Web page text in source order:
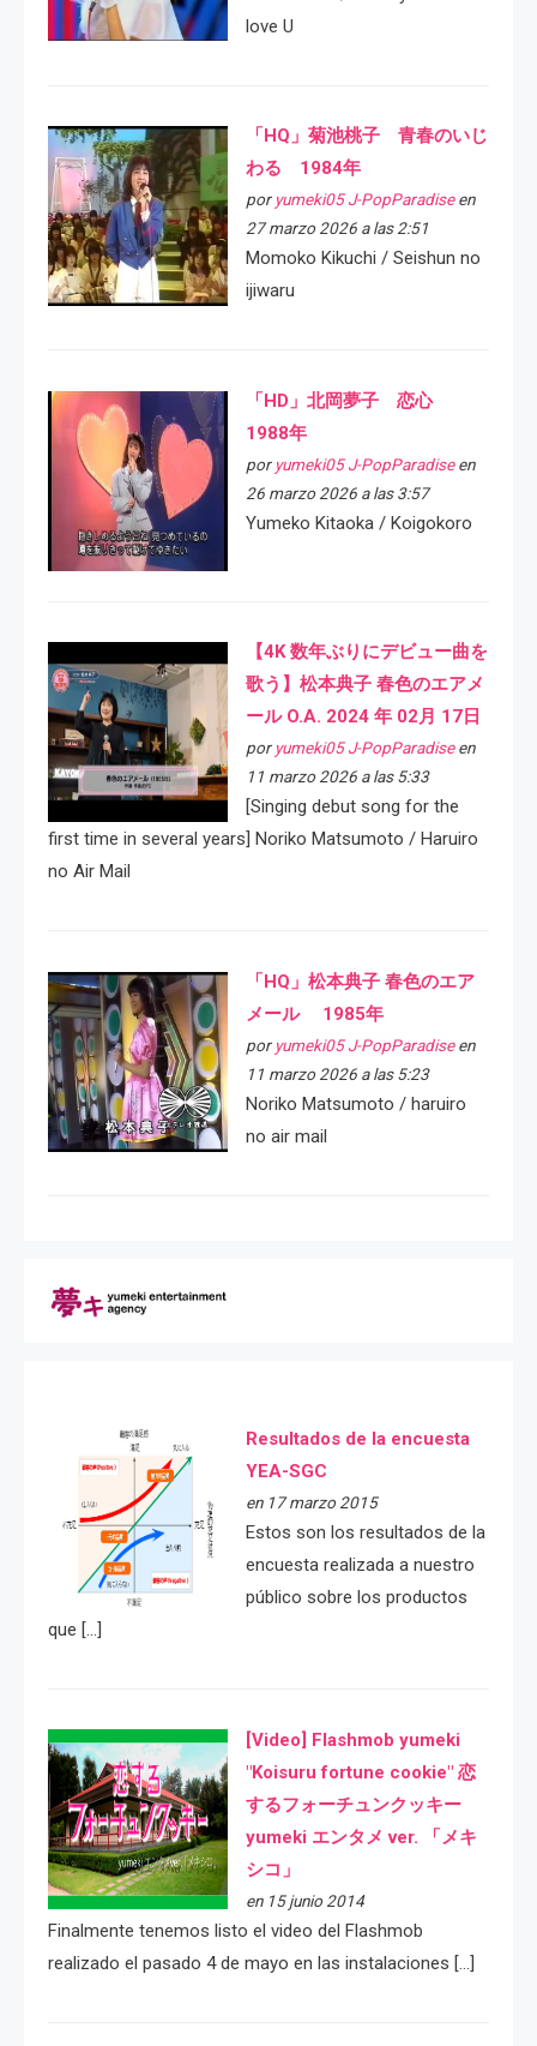
love U
「HQ」菊池桃子 青春のいじ
わる 1984年
por yumeki05 J-PopParadiseen
27 marzo 2026 a las 2:51
Momoko Kikuchi / Seishun no
ijiwaru
「HD」北岡夢子 恋心
1988年
por yumeki05 J-PopParadiseen
26 marzo 2026 a las 3:57
Yumeko Kitaoka / Koigokoro
【4K 数年ぶりにデビュー曲を
歌う】松本典子 春色のエアメ
ール O.A. 2024 年 02月 17日
por yumeki05 J-PopParadiseen
11 marzo 2026 a las 5:33
[Singing debut song for the
first time in several years] Noriko Matsumoto / Haruiro
no Air Mail
「HQ」松本典子 春色のエア
メール 1985年
por yumeki05 J-PopParadiseen
11 marzo 2026 a las 5:23
Noriko Matsumoto / haruiro
no air mail
Resultados de la encuesta
YEA-SGC
en 17 marzo 2015
Estos son los resultados de la
encuesta realizada a nuestro
público sobre los productos
que […]
[Video] Flashmob yumeki
"Koisuru fortune cookie" 恋
するフォーチュンクッキー
yumeki エンタメ ver. 「メキ
シコ」
en 15 junio 2014
Finalmente tenemos listo el video del Flashmob
realizado el pasado 4 de mayo en las instalaciones […]